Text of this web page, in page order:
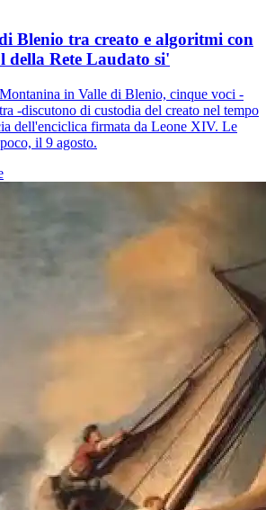
Blenio tra creato e algoritmi con
della Rete Laudato si'
in Valle di Blenio, cinque voci -
-discutono di custodia del creato nel tempo
dell'enciclica firmata da Leone XIV. Le
il 9 agosto.